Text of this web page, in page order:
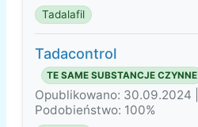
Tadalafil
Tadacontrol
TE SAME SUBSTANCJE CZYNNE
Opublikowano: 30.09.2024 |
Podobieństwo: 100%